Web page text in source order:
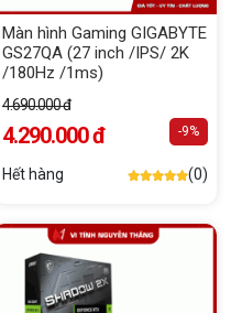
Màn hình Gaming GIGABYTE
GS27QA (27 inch /IPS/ 2K
/180Hz /1ms)
4.690.000 đ
4.290.000 đ -9%
Hết hàng (0)